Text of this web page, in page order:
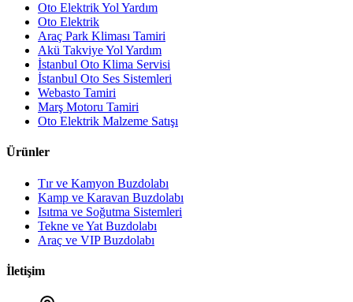
Oto Elektrik Yol Yardım
Oto Elektrik
Araç Park Kliması Tamiri
Akü Takviye Yol Yardım
İstanbul Oto Klima Servisi
İstanbul Oto Ses Sistemleri
Webasto Tamiri
Marş Motoru Tamiri
Oto Elektrik Malzeme Satışı
Ürünler
Tır ve Kamyon Buzdolabı
Kamp ve Karavan Buzdolabı
Isıtma ve Soğutma Sistemleri
Tekne ve Yat Buzdolabı
Araç ve VIP Buzdolabı
İletişim